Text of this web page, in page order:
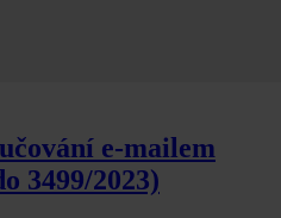
e-mailem
3499/2023)